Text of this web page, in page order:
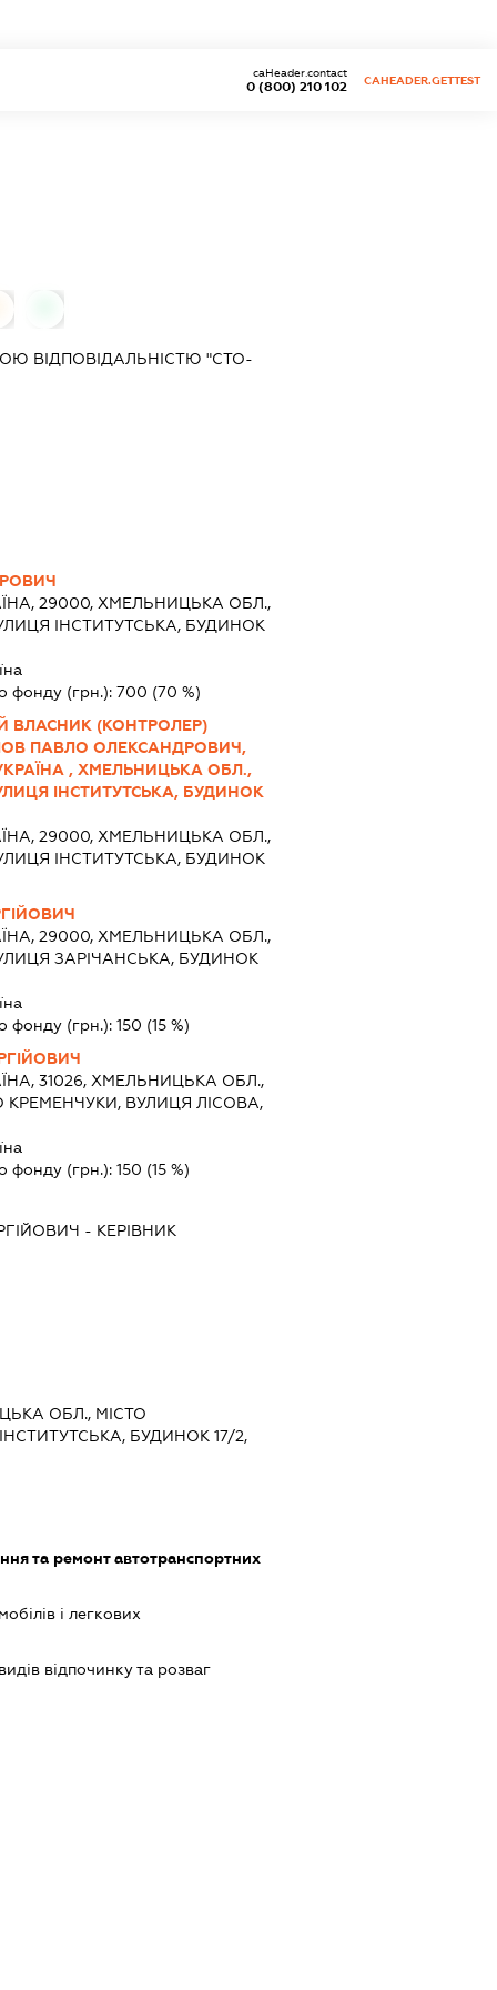
0 (800) 210 102
caHeader.contact
CAHEADER.GETTEST
ВІДПОВІДАЛЬНІСТЮ "СТО-
29000, ХМЕЛЬНИЦЬКА ОБЛ.,
ІНСТИТУТСЬКА, БУДИНОК
фонду (грн.): 700 (70 %)
ВЛАСНИК (КОНТРОЛЕР)
ПАВЛО ОЛЕКСАНДРОВИЧ,
, ХМЕЛЬНИЦЬКА ОБЛ.,
ІНСТИТУТСЬКА, БУДИНОК
29000, ХМЕЛЬНИЦЬКА ОБЛ.,
ІНСТИТУТСЬКА, БУДИНОК
29000, ХМЕЛЬНИЦЬКА ОБЛ.,
ЗАРІЧАНСЬКА, БУДИНОК
фонду (грн.): 150 (15 %)
31026, ХМЕЛЬНИЦЬКА ОБЛ.,
КРЕМЕНЧУКИ, ВУЛИЦЯ ЛІСОВА,
фонду (грн.): 150 (15 %)
- КЕРІВНИК
ОБЛ., МІСТО
БУДИНОК 17/2,
та ремонт автотранспортних
і легкових
відпочинку та розваг